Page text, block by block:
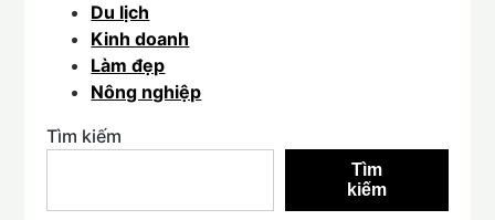
Du lịch
Kinh doanh
Làm đẹp
Nông nghiệp
Tìm kiếm
Tìm
kiếm